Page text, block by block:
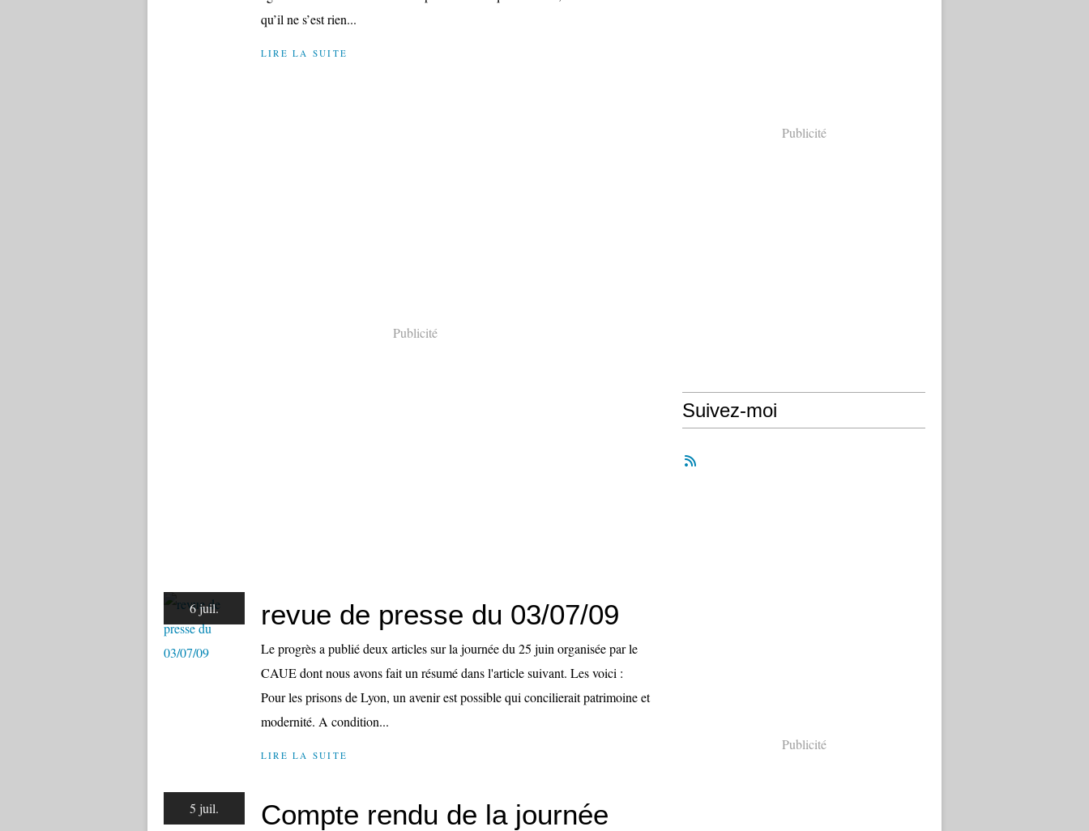
qu’il ne s’est rien...
LIRE LA SUITE
Publicité
6 juil. revue de presse du 03/07/09
Le progrès a publié deux articles sur la journée du 25 juin organisée par le
CAUE dont nous avons fait un résumé dans l'article suivant. Les voici :
Pour les prisons de Lyon, un avenir est possible qui concilierait patrimoine et
modernité. A condition...
LIRE LA SUITE
5 juil.
Compte rendu de la journée
Publicité
Suivez-moi
Publicité